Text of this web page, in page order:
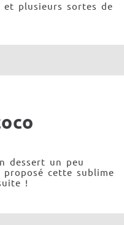
et plusieurs sortes de
dessert un peu
cette sublime
!